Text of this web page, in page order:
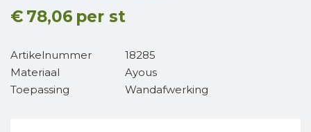
€ 78,06 per st
Artikelnummer
18285
Materiaal
Ayous
Toepassing
Wandafwerking